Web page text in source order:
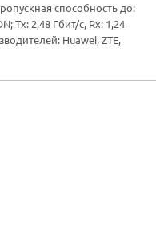
способность до:
Tx: 2,48 Гбит/с, Rx: 1,24
Huawei, ZTE,